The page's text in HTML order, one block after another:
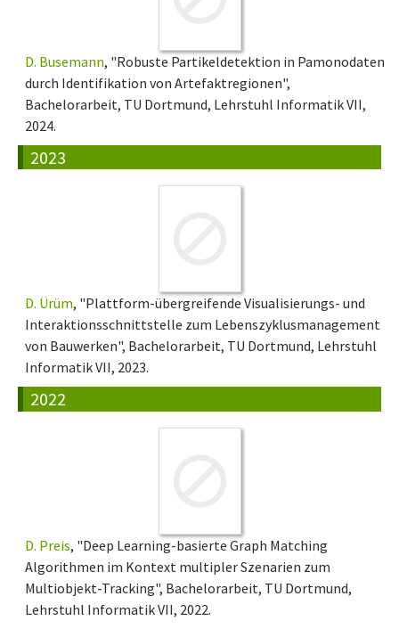
D. Busemann, "Robuste Partikeldetektion in Pamonodaten
durch Identifikation von Artefaktregionen",
Bachelorarbeit, TU Dortmund, Lehrstuhl Informatik VII,
2024.
2023
D. Ürüm, "Plattform-übergreifende Visualisierungs- und
Interaktionsschnittstelle zum Lebenszyklusmanagement
von Bauwerken", Bachelorarbeit, TU Dortmund, Lehrstuhl
Informatik VII, 2023.
2022
D. Preis, "Deep Learning-basierte Graph Matching
Algorithmen im Kontext multipler Szenarien zum
Multiobjekt-Tracking", Bachelorarbeit, TU Dortmund,
Lehrstuhl Informatik VII, 2022.